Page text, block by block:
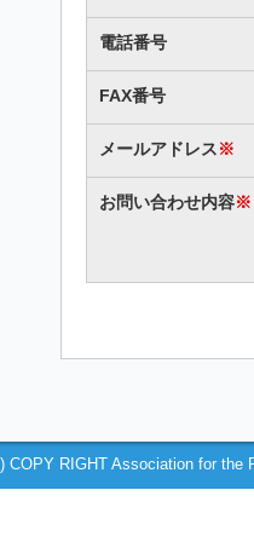
電話番号
FAX番号
メールアドレス※
お問い合わせ内容※
COPY RIGHT Association for the